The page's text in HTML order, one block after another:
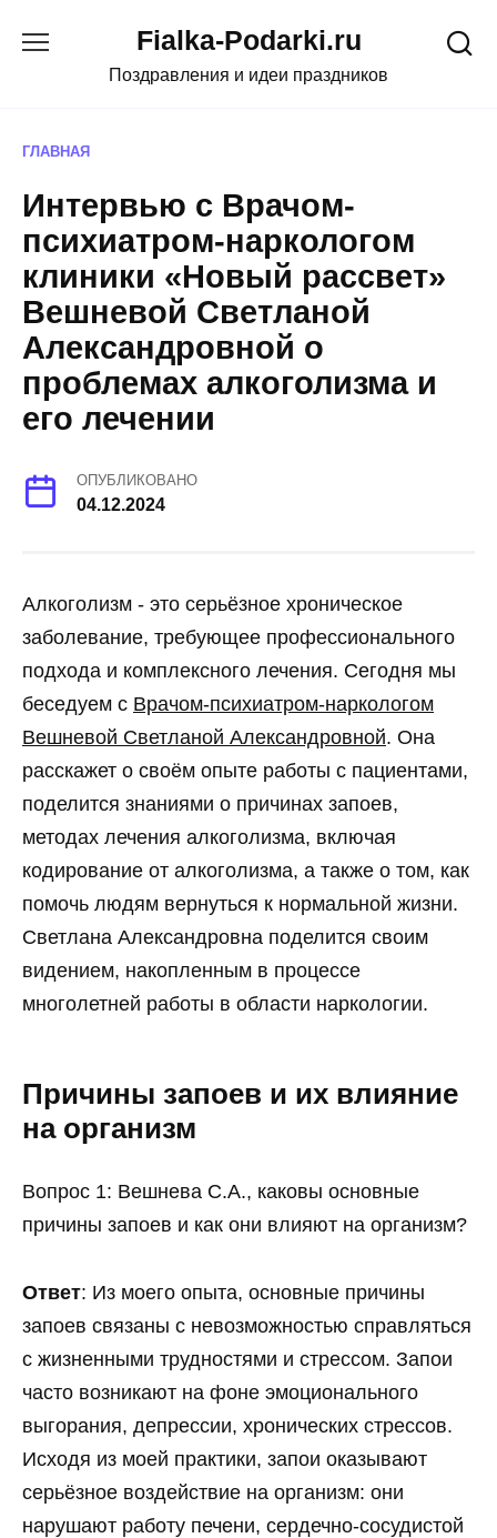
Fialka-Podarki.ru
Поздравления и идеи праздников
ГЛАВНАЯ
Интервью с Врачом-
психиатром-наркологом
клиники «Новый рассвет»
Вешневой Светланой
Александровной о
проблемах алкоголизма и
его лечении
ОПУБЛИКОВАНО
04.12.2024
Алкоголизм - это серьёзное хроническое
заболевание, требующее профессионального
подхода и комплексного лечения. Сегодня мы
беседуем с Врачом-психиатром-наркологом
Вешневой Светланой Александровной. Она
расскажет о своём опыте работы с пациентами,
поделится знаниями о причинах запоев,
методах лечения алкоголизма, включая
кодирование от алкоголизма, а также о том, как
помочь людям вернуться к нормальной жизни.
Светлана Александровна поделится своим
видением, накопленным в процессе
многолетней работы в области наркологии.
Причины запоев и их влияние
на организм
Вопрос 1: Вешнева С.А., каковы основные
причины запоев и как они влияют на организм?
Ответ: Из моего опыта, основные причины
запоев связаны с невозможностью справляться
с жизненными трудностями и стрессом. Запои
часто возникают на фоне эмоционального
выгорания, депрессии, хронических стрессов.
Исходя из моей практики, запои оказывают
серьёзное воздействие на организм: они
нарушают работу печени, сердечно-сосудистой